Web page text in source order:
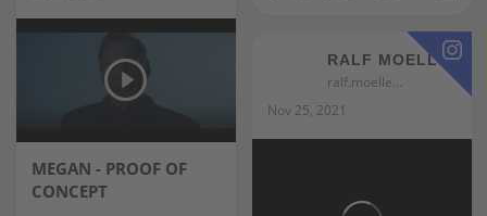
MEGAN - PROOF OF
CONCEPT
RALF MOELLER
ralf.moeller
Nov 25, 2021